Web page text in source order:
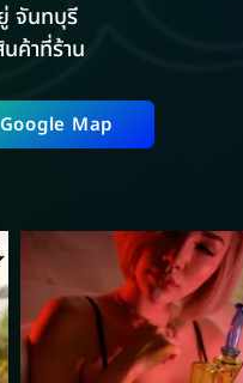
จันทบุรี
ค้าที่ร้าน
Map